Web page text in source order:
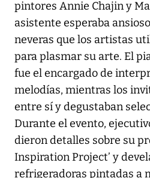
pintores Annie Chajin y
asistente esperaba
neveras que los artistas
para plasmar su arte. El
fue el encargado de
melodías, mientras los
entre sí y degustaban
Durante el evento,
dieron detalles sobre su
Inspiration Project’ y
refrigeradoras pintadas a